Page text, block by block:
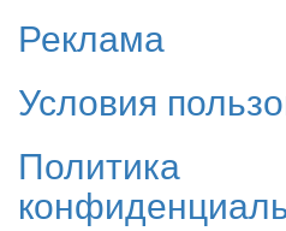
Реклама
Условия
Политика